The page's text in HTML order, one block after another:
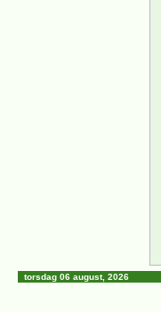
torsdag 06 august, 2026